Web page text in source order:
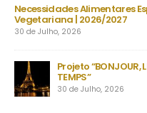
Necessidades Alimentares
Vegetariana | 2026/2027
30 de Julho, 2026
Projeto “BONJOUR,
TEMPS”
30 de Julho, 2026